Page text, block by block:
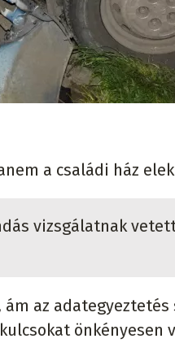
a családi ház
vizsgálatnak
az
önkényesen